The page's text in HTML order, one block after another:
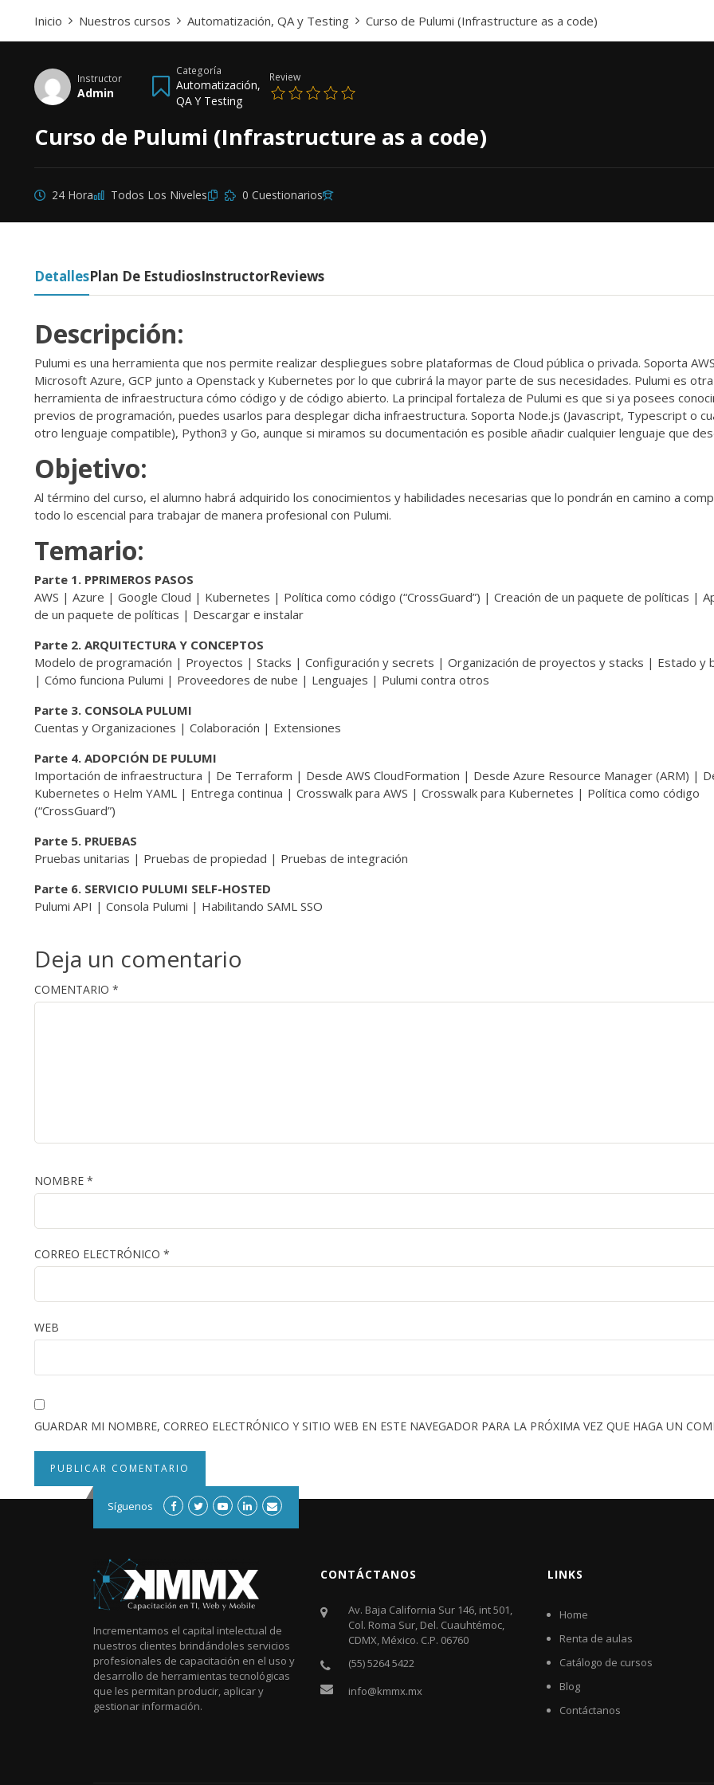
Inicio Nuestros cursos Automatización, QA y Testing Curso de Pulumi (Infrastructure as a code)
Instructor
Admin
Categoría
Automatización,
QA Y Testing
Review
Curso de Pulumi (Infrastructure as a code)
24 Hora Todos Los Niveles 0 Cuestionarios
DetallesPlan De EstudiosInstructorReviews
Descripción:
Pulumi es una herramienta que nos permite realizar despliegues sobre plataformas de Cloud pública o privada. Soporta
Microsoft Azure, GCP junto a Openstack y Kubernetes por lo que cubrirá la mayor parte de sus necesidades. Pulumi es otra
herramienta de infraestructura cómo código y de código abierto. La principal fortaleza de Pulumi es que si ya posees
previos de programación, puedes usarlos para desplegar dicha infraestructura. Soporta Node.js (Javascript, Typescript o
otro lenguaje compatible), Python3 y Go, aunque si miramos su documentación es posible añadir cualquier lenguaje que
Objetivo:
Al término del curso, el alumno habrá adquirido los conocimientos y habilidades necesarias que lo pondrán en camino a
todo lo escencial para trabajar de manera profesional con Pulumi.
Temario:
Parte 1. PPRIMEROS PASOS
AWS | Azure | Google Cloud | Kubernetes | Política como código (“CrossGuard”) | Creación de un paquete de políticas |
de un paquete de políticas | Descargar e instalar
Parte 2. ARQUITECTURA Y CONCEPTOS
Modelo de programación | Proyectos | Stacks | Configuración y secrets | Organización de proyectos y stacks | Estado y
| Cómo funciona Pulumi | Proveedores de nube | Lenguajes | Pulumi contra otros
Parte 3. CONSOLA PULUMI
Cuentas y Organizaciones | Colaboración | Extensiones
Parte 4. ADOPCIÓN DE PULUMI
Importación de infraestructura | De Terraform | Desde AWS CloudFormation | Desde Azure Resource Manager (ARM) |
Kubernetes o Helm YAML | Entrega continua | Crosswalk para AWS | Crosswalk para Kubernetes | Política como código
(“CrossGuard”)
Parte 5. PRUEBAS
Pruebas unitarias | Pruebas de propiedad | Pruebas de integración
Parte 6. SERVICIO PULUMI SELF-HOSTED
Pulumi API | Consola Pulumi | Habilitando SAML SSO
Deja un comentario
COMENTARIO *
NOMBRE *
CORREO ELECTRÓNICO *
WEB
GUARDAR MI NOMBRE, CORREO ELECTRÓNICO Y SITIO WEB EN ESTE NAVEGADOR PARA LA PRÓXIMA VEZ QUE HAGA UN
Síguenos
Incrementamos el capital intelectual de
nuestros clientes brindándoles servicios
profesionales de capacitación en el uso y
desarrollo de herramientas tecnológicas
que les permitan producir, aplicar y
gestionar información.
CONTÁCTANOS
Av. Baja California Sur 146, int 501,
Col. Roma Sur, Del. Cuauhtémoc,
CDMX, México. C.P. 06760​
(55) 5264 5422
info@kmmx.mx
LINKS
Home
Renta de aulas
Catálogo de cursos
Blog
Contáctanos